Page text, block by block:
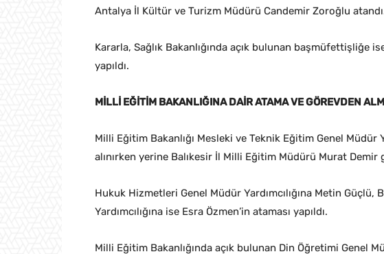
Antalya İl Kültür ve Turizm Müdürü Candemir Zoroğlu
Kararla, Sağlık Bakanlığında açık bulunan başmüfettişliğe
yapıldı.
MİLLİ EĞİTİM BAKANLIĞINA DAİR ATAMA VE GÖREVDEN
Milli Eğitim Bakanlığı Mesleki ve Teknik Eğitim Genel Müdür
alınırken yerine Balıkesir İl Milli Eğitim Müdürü Murat Demir
Hukuk Hizmetleri Genel Müdür Yardımcılığına Metin Güçlü,
Yardımcılığına ise Esra Özmen’in ataması yapıldı.
Milli Eğitim Bakanlığında açık bulunan Din Öğretimi Genel